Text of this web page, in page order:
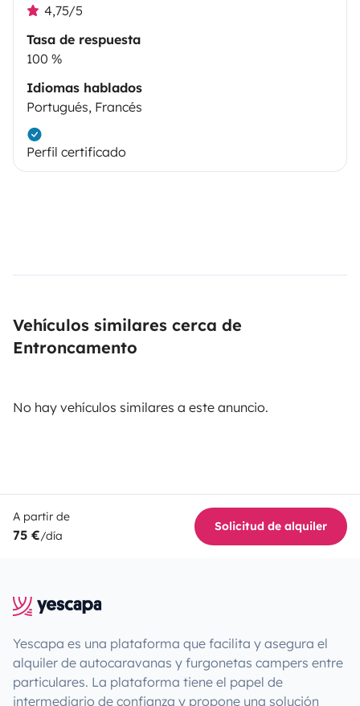
4,75/5
Tasa de respuesta
100 %
Idiomas hablados
Portugués, Francés
Perfil certificado
Vehículos similares cerca de
Entroncamento
No hay vehículos similares a este anuncio.
A partir de
75 €/día
Solicitud de alquiler
Yescapa es una plataforma que facilita y asegura el
alquiler de autocaravanas y furgonetas campers entre
particulares. La plataforma tiene el papel de
intermediario de confianza y propone una solución